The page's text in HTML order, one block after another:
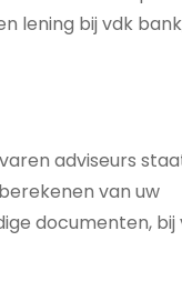
lening bij vdk
adviseurs
van uw
documenten, bij